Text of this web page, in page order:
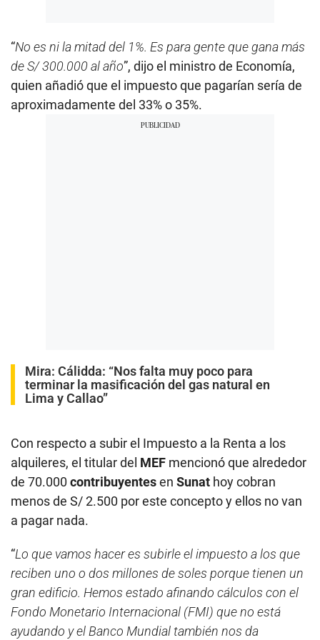
“No es ni la mitad del 1%. Es para gente que gana más
de S/ 300.000 al año”, dijo el ministro de Economía,
quien añadió que el impuesto que pagarían sería de
aproximadamente del 33% o 35%.
Mira: Cálidda: “Nos falta muy poco para
terminar la masificación del gas natural en
Lima y Callao”
Con respecto a subir el Impuesto a la Renta a los
alquileres, el titular del MEF mencionó que alrededor
de 70.000 contribuyentesen Sunat hoy cobran
menos de S/ 2.500 por este concepto y ellos no van
a pagar nada.
“Lo que vamos hacer es subirle el impuesto a los que
reciben uno o dos millones de soles porque tienen un
gran edificio. Hemos estado afinando cálculos con el
Fondo Monetario Internacional (FMI) que no está
ayudando y el Banco Mundial también nos da